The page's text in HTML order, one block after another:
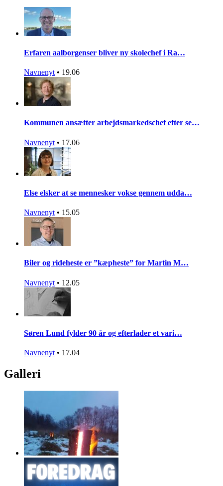
Erfaren aalborgenser bliver ny skolechef i Ra…
Navnenyt • 19.06
Kommunen ansætter arbejdsmarkedschef efter se…
Navnenyt • 17.06
Else elsker at se mennesker vokse gennem udda…
Navnenyt • 15.05
Biler og rideheste er ”kæpheste” for Martin M…
Navnenyt • 12.05
Søren Lund fylder 90 år og efterlader et vari…
Navnenyt • 17.04
Galleri